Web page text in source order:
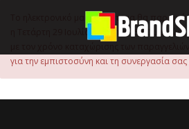
Το ηλεκτρονικό μας κατάστημα θα
η Τετάρτη 29 Ιουλίου, έως τις 15:00 μ.μ.,
με τον χρόνο καταχώρισης των
για την εμπιστοσύνη και τη συνεργασία